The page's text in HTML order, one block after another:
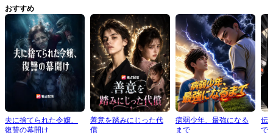
おすすめ
夫に捨てられた令嬢、
復讐の幕開け
善意を踏みにじった代
償
病弱少年、最強になる
まで
伝
で